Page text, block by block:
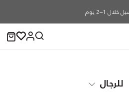
1–2 يوم
للرجال